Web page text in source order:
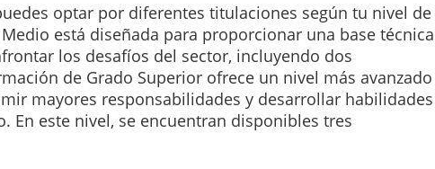
optar por diferentes titulaciones según tu nivel de
está diseñada para proporcionar una base
los desafíos del sector, incluyendo dos
de Grado Superior ofrece un nivel más
mayores responsabilidades y desarrollar habilidades
En este nivel, se encuentran disponibles tres